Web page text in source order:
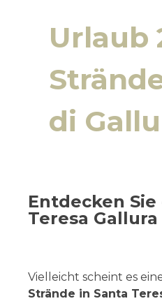
Urlaub
di
Entdecken
Teresa Gallura
Vielleicht scheint es
Strände in Santa